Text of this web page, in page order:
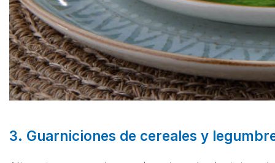
3. Guarniciones de cereales y